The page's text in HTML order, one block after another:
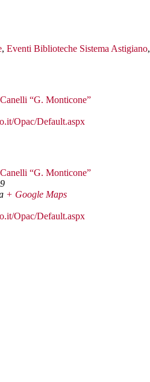
, Eventi Biblioteche Sistema Astigiano,
“G. Monticone”
Opac/Default.aspx
“G. Monticone”
+ Google Maps
Opac/Default.aspx